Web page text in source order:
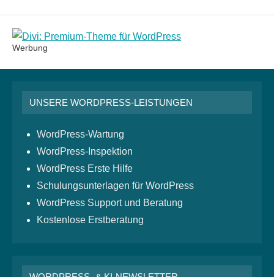
Werbung
UNSERE WORDPRESS-LEISTUNGEN
WordPress-Wartung
WordPress-Inspektion
WordPress Erste Hilfe
Schulungsunterlagen für WordPress
WordPress Support und Beratung
Kostenlose Erstberatung